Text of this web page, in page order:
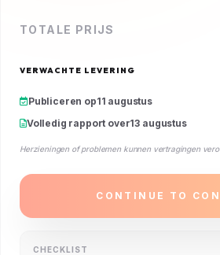
TOTALE PRIJS
VERWACHTE LEVERING
Publiceren op11 augustus
Volledig rapport over13 augustus
Herzieningen of problemen kunnen vertragingen
CONTINUE TO
CHECKLIST